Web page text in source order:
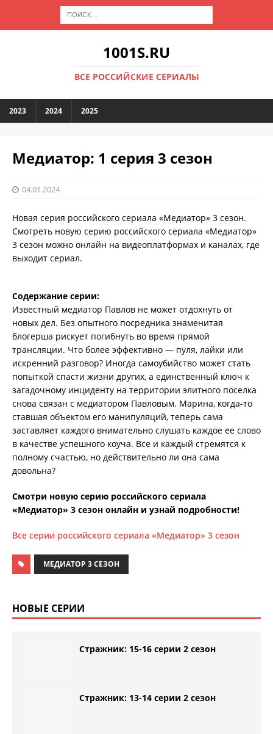
1001S.RU
ВСЕ РОССИЙСКИЕ СЕРИАЛЫ
2023 2024 2025
Медиатор: 1 серия 3 сезон
04.01.2024
Новая серия российского сериала «Медиатор» 3 сезон.
Смотреть новую серию российского сериала «Медиатор»
3 сезон можно онлайн на видеоплатформах и каналах, где
выходит сериал.
Содержание серии:
Известный медиатор Павлов не может отдохнуть от
новых дел. Без опытного посредника знаменитая
блогерша рискует погибнуть во время прямой
трансляции. Что более эффективно — пуля, лайки или
искренний разговор? Иногда самоубийство может стать
попыткой спасти жизни других, а единственный ключ к
загадочному инциденту на территории элитного поселка
снова связан с медиатором Павловым. Марина, когда-то
ставшая объектом его манипуляций, теперь сама
заставляет каждого внимательно слушать каждое ее слово
в качестве успешного коуча. Все и каждый стремятся к
полному счастью, но действительно ли она сама
довольна?
Смотри новую серию российского сериала
«Медиатор» 3 сезон онлайн и узнай подробности!
Все серии российского сериала «Медиатор» 3 сезон
МЕДИАТОР 3 СЕЗОН
НОВЫЕ СЕРИИ
Стражник: 15-16 серии 2 сезон
Стражник: 13-14 серии 2 сезон